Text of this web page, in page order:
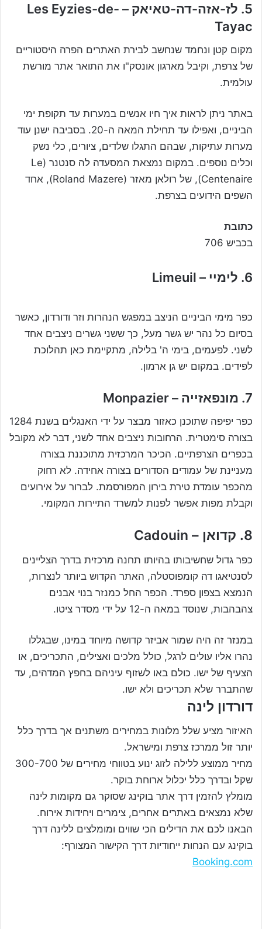
5. לז-אזה-דה-טאיאק – Les Eyzies-de-
Tayac
מקום קטן ונחמד שנחשב לבירת האתרים הפרה היסטוריים
של צרפת, וקיבל מארגון אונסק"ו את התואר אתר מורשת
עולמית.
באתר ניתן לראות איך חיו אנשים במערות עד תקופת ימי
הביניים, ואפילו עד תחילת המאה ה-20. בסביבה ישנן עוד
מערות עתיקות, שבהם התגלו שלדים, ציורים, כלי נשק
וכלים נוספים. במקום נמצאת המסעדה לה סנטנר (Le
Centenaire), של רולאן מאזר (Roland Mazere), אחד
השפים הידועים בצרפת.
כתובת
בכביש 706
6. לימיי – Limeuil
כפר מימי הביניים הניצב במפגש הנהרות וזר ודורדון, כאשר
בסיום כל נהר יש גשר מעל, כך ששני גשרים ניצבים אחד
לשני. לפעמים, בימי ה' בלילה, מתקיימת כאן תהלוכת
לפידים. במקום יש גן ארמון.
7. מונפאזייה – Monpazier
כפר יפיפה שתוכנן כאזור מבצר על ידי האנגלים בשנת 1284
בצורה סימטרית. הרחובות ניצבים אחד לשני, דבר לא מקובל
בכפרים הצרפתיים. הכיכר המרכזית מתוכננת בצורה
מעניינת של עמודים הסדורים בצורה אחידה. לא רחוק
מהכפר עומדת טירת בירון המפורסמת. לברור על אירועים
וקבלת מפות אפשר לפנות למשרד התיירות המקומי.
8. קדואן – Cadouin
כפר גדול שחשיבותו בהיותו תחנה מרכזית בדרך הצליינים
לסנטיאגו דה קומפוסטלה, האתר הקדוש ביותר לנצרות,
הנמצא בצפון ספרד. הכפר החל כמנזר בנוי אבנים
צהבהבות, שנוסד במאה ה-12 על ידי מסדר ציטו.
במנזר זה היה שמור אביזר קדושה מיוחד במינו, שבגללו
נהרו אליו עולים לרגל, כולל מלכים ואצילים, התכריכים, או
הצעיף של ישו. כולם באו לשזוף עיניהם בחפץ המדהים, עד
שהתברר שלא תכריכים ולא ישו.
דורדון לינה
האיזור מציע שלל מלונות במחירים משתנים אך בדרך כלל
יותר זול ממרכז צרפת ומישראל.
מחיר ממוצע ללילה לזוג ינוע בטווחי מחירים של 300-700
שקל ובדרך כלל יכלול ארוחת בוקר.
מומלץ להזמין דרך אתר בוקינג שסוקר גם מקומות לינה
שלא נמצאים באתרים אחרים, צימרים ויחידות אירוח.
הבאנו לכם את הדילים הכי שווים ומומלצים ללינה דרך
בוקינג עם הנחות ייחודיות דרך הקישור המצורף:
Booking.com